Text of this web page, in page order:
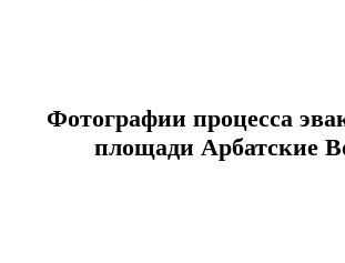
Фотографии процесса
площади Арбатские